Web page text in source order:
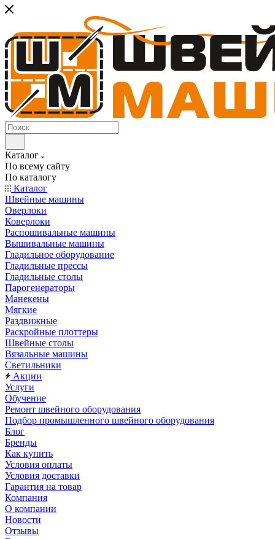
Каталог
По всему сайту
По каталогу
Каталог
Швейные машины
Оверлоки
Коверлоки
Распошивальные машины
Вышивальные машины
Гладильное оборудование
Гладильные прессы
Гладильные столы
Парогенераторы
Манекены
Мягкие
Раздвижные
Раскройные плоттеры
Швейные столы
Вязальные машины
Светильники
Акции
Услуги
Обучение
Ремонт швейного оборудования
Подбор промышленного швейного оборудования
Блог
Бренды
Как купить
Условия оплаты
Условия доставки
Гарантия на товар
Компания
О компании
Новости
Отзывы